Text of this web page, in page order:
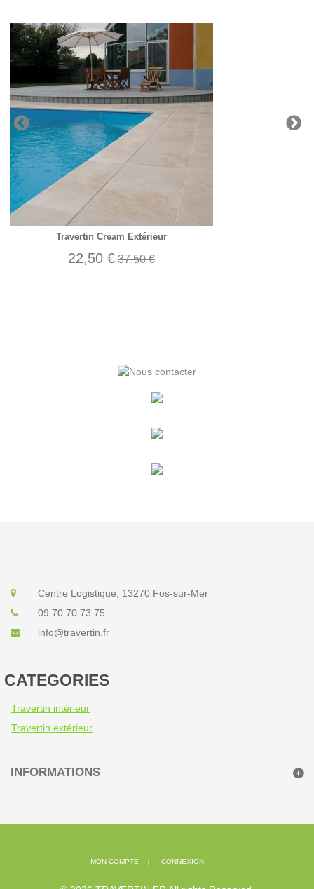
Travertin Cream Extérieur
22,50 € 37,50 €
Centre Logistique, 13270 Fos-sur-Mer
09 70 70 73 75
info@travertin.fr
CATEGORIES
Travertin intérieur
Travertin extérieur
INFORMATIONS
MON COMPTE CONNEXION